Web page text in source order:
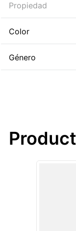
Propiedad
Color
Género